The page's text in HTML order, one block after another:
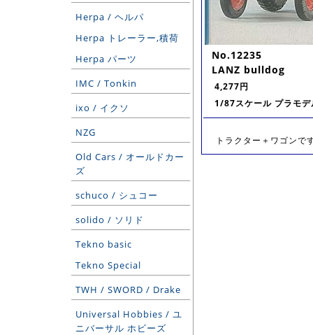
Herpa / ヘルパ
Herpa トレーラー,積荷
Herpa パーツ
IMC / Tonkin
ixo / イクソ
NZG
Old Cars / オールドカー
ズ
schuco / シュコー
solido / ソリド
Tekno basic
Tekno Special
TWH / SWORD / Drake
Universal Hobbies / ユ
ニバーサル ホビーズ
No.12235
LANZ bulldog
4,277円
1/87スケール プラモデ
トラクター＋ワゴン